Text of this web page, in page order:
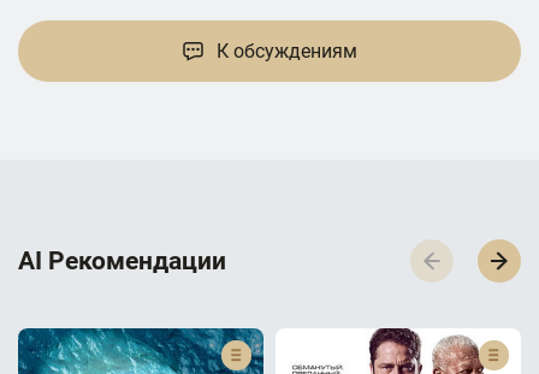
К обсуждениям
AI Р­е­к­о­м­е­н­д­а­ц­и­и